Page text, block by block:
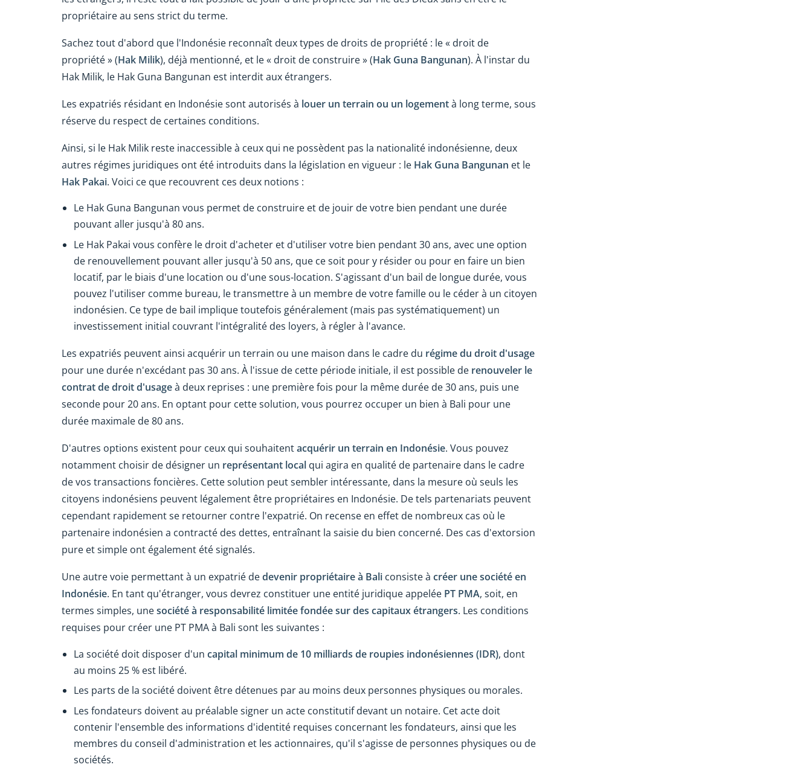
propriétaire au sens strict du terme.
Sachez tout d'abord que l'Indonésie reconnaît deux types de droits de propriété : le « droit de
propriété » (Hak Milik), déjà mentionné, et le « droit de construire » (Hak Guna Bangunan). À l'instar du
Hak Milik, le Hak Guna Bangunan est interdit aux étrangers.
Les expatriés résidant en Indonésie sont autorisés à louer un terrain ou un logementà long terme, sous
réserve du respect de certaines conditions.
Ainsi, si le Hak Milik reste inaccessible à ceux qui ne possèdent pas la nationalité indonésienne, deux
autres régimes juridiques ont été introduits dans la législation en vigueur : le Hak Guna Bangunan et le
Hak Pakai. Voici ce que recouvrent ces deux notions :
Le Hak Guna Bangunan vous permet de construire et de jouir de votre bien pendant une durée
pouvant aller jusqu'à 80 ans.
Le Hak Pakai vous confère le droit d'acheter et d'utiliser votre bien pendant 30 ans, avec une option
de renouvellement pouvant aller jusqu'à 50 ans, que ce soit pour y résider ou pour en faire un bien
locatif, par le biais d'une location ou d'une sous-location. S'agissant d'un bail de longue durée, vous
pouvez l'utiliser comme bureau, le transmettre à un membre de votre famille ou le céder à un citoyen
indonésien. Ce type de bail implique toutefois généralement (mais pas systématiquement) un
investissement initial couvrant l'intégralité des loyers, à régler à l'avance.
Les expatriés peuvent ainsi acquérir un terrain ou une maison dans le cadre du régime du droit d'usage
pour une durée n'excédant pas 30 ans. À l'issue de cette période initiale, il est possible de renouveler le
contrat de droit d'usageà deux reprises : une première fois pour la même durée de 30 ans, puis une
seconde pour 20 ans. En optant pour cette solution, vous pourrez occuper un bien à Bali pour une
durée maximale de 80 ans.
D'autres options existent pour ceux qui souhaitentacquérir un terrain en Indonésie. Vous pouvez
notamment choisir de désigner un représentant local qui agira en qualité de partenaire dans le cadre
de vos transactions foncières. Cette solution peut sembler intéressante, dans la mesure où seuls les
citoyens indonésiens peuvent légalement être propriétaires en Indonésie. De tels partenariats peuvent
cependant rapidement se retourner contre l'expatrié. On recense en effet de nombreux cas où le
partenaire indonésien a contracté des dettes, entraînant la saisie du bien concerné. Des cas d'extorsion
pure et simple ont également été signalés.
Une autre voie permettant à un expatrié dedevenir propriétaire à Bali consiste à créer une société en
Indonésie. En tant qu'étranger, vous devrez constituer une entité juridique appelée PT PMA, soit, en
termes simples, unesociété à responsabilité limitée fondée sur des capitaux étrangers. Les conditions
requises pour créer une PT PMA à Bali sont les suivantes :
La société doit disposer d'un capital minimum de 10 milliards de roupies indonésiennes (IDR), dont
au moins 25 % est libéré.
Les parts de la société doivent être détenues par au moins deux personnes physiques ou morales.
Les fondateurs doivent au préalable signer un acte constitutif devant un notaire. Cet acte doit
contenir l'ensemble des informations d'identité requises concernant les fondateurs, ainsi que les
membres du conseil d'administration et les actionnaires, qu'il s'agisse de personnes physiques ou de
sociétés.